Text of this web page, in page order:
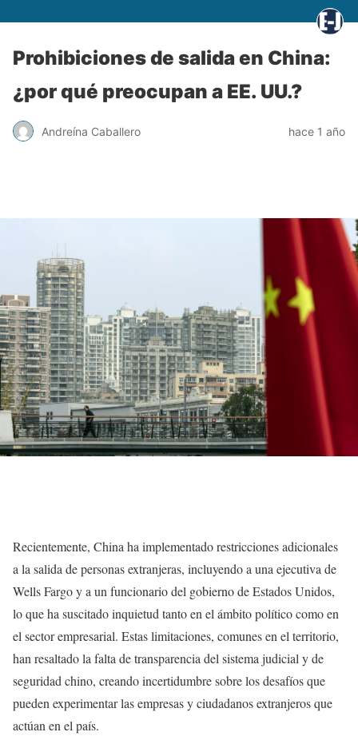
Prohibiciones de salida en China:
¿por qué preocupan a EE. UU.?
Andreína Caballero hace 1 año
Recientemente, China ha implementado restricciones adicionales
a la salida de personas extranjeras, incluyendo a una ejecutiva de
Wells Fargo y a un funcionario del gobierno de Estados Unidos,
lo que ha suscitado inquietud tanto en el ámbito político como en
el sector empresarial. Estas limitaciones, comunes en el territorio,
han resaltado la falta de transparencia del sistema judicial y de
seguridad chino, creando incertidumbre sobre los desafíos que
pueden experimentar las empresas y ciudadanos extranjeros que
actúan en el país.